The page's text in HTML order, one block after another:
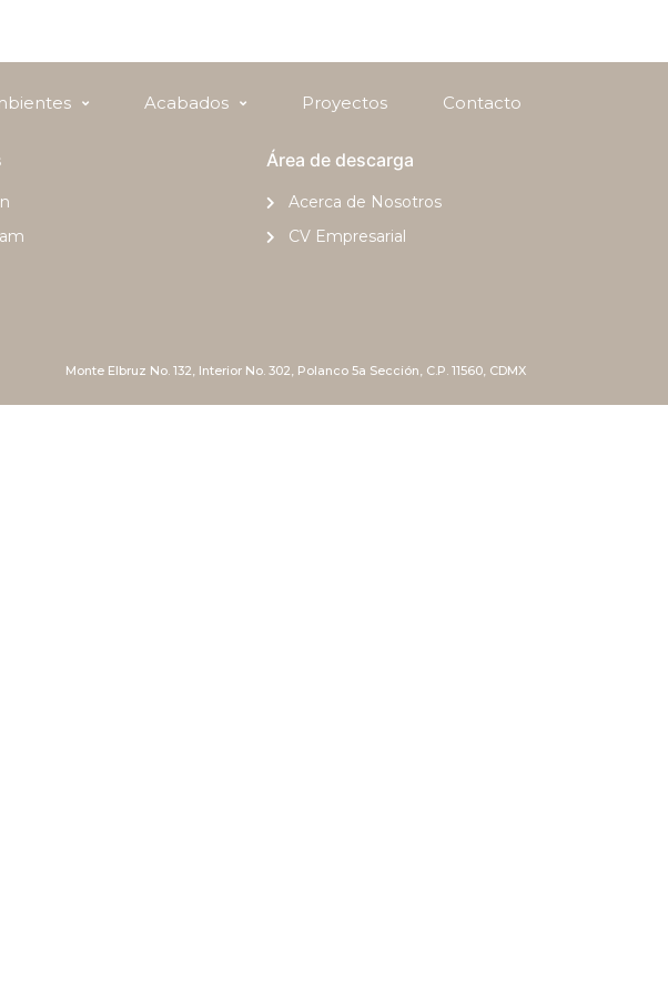
Acabados Proyectos Contacto
Área de descarga
Acerca de Nosotros
CV Empresarial
Monte Elbruz No. 132, Interior No. 302, Polanco 5a Sección, C.P. 11560, CDMX